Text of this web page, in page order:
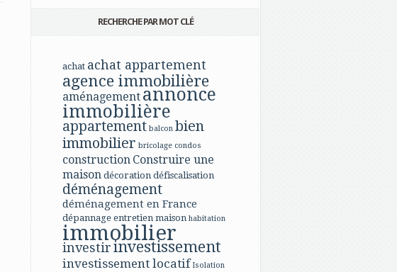
RECHERCHE PAR MOT CLÉ
achat achat appartement
agence immobilière
aménagement annonce
immobilière
appartement balcon bien
immobilier bricolage condos
construction Construire une
maison décoration défiscalisation
déménagement
déménagement en France
dépannage entretien maison habitation
immobilier
investirinvestissement
investissement locatif Isolation